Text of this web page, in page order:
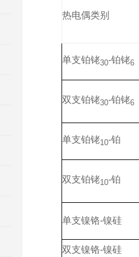
热电偶类别
单支铂铑30-铂铑6
双支铂铑30-铂铑6
单支铂铑10-铂
双支铂铑10-铂
单支镍铬-镍硅
双支镍铬-镍硅